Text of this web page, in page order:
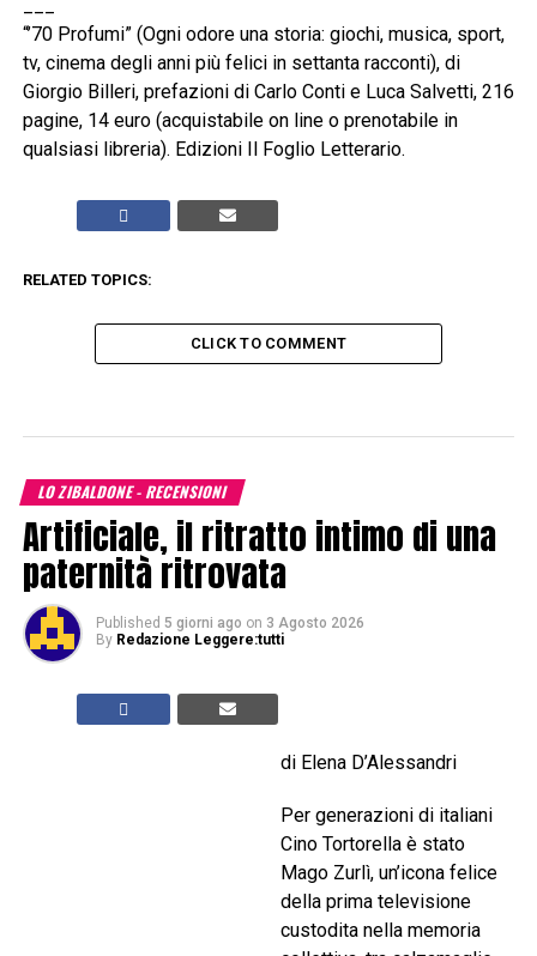
“’70 Profumi” (Ogni odore una storia: giochi, musica, sport,
tv, cinema degli anni più felici in settanta racconti), di
Giorgio Billeri, prefazioni di Carlo Conti e Luca Salvetti, 216
pagine, 14 euro (acquistabile on line o prenotabile in
qualsiasi libreria). Edizioni Il Foglio Letterario.
RELATED TOPICS:
CLICK TO COMMENT
LO ZIBALDONE - RECENSIONI
Artificiale, il ritratto intimo di una
paternità ritrovata
Published 5 giorni ago on 3 Agosto 2026
By Redazione Leggere:tutti
di Elena D’Alessandri
Per generazioni di italiani
Cino Tortorella è stato
Mago Zurlì, un’icona felice
della prima televisione
custodita nella memoria